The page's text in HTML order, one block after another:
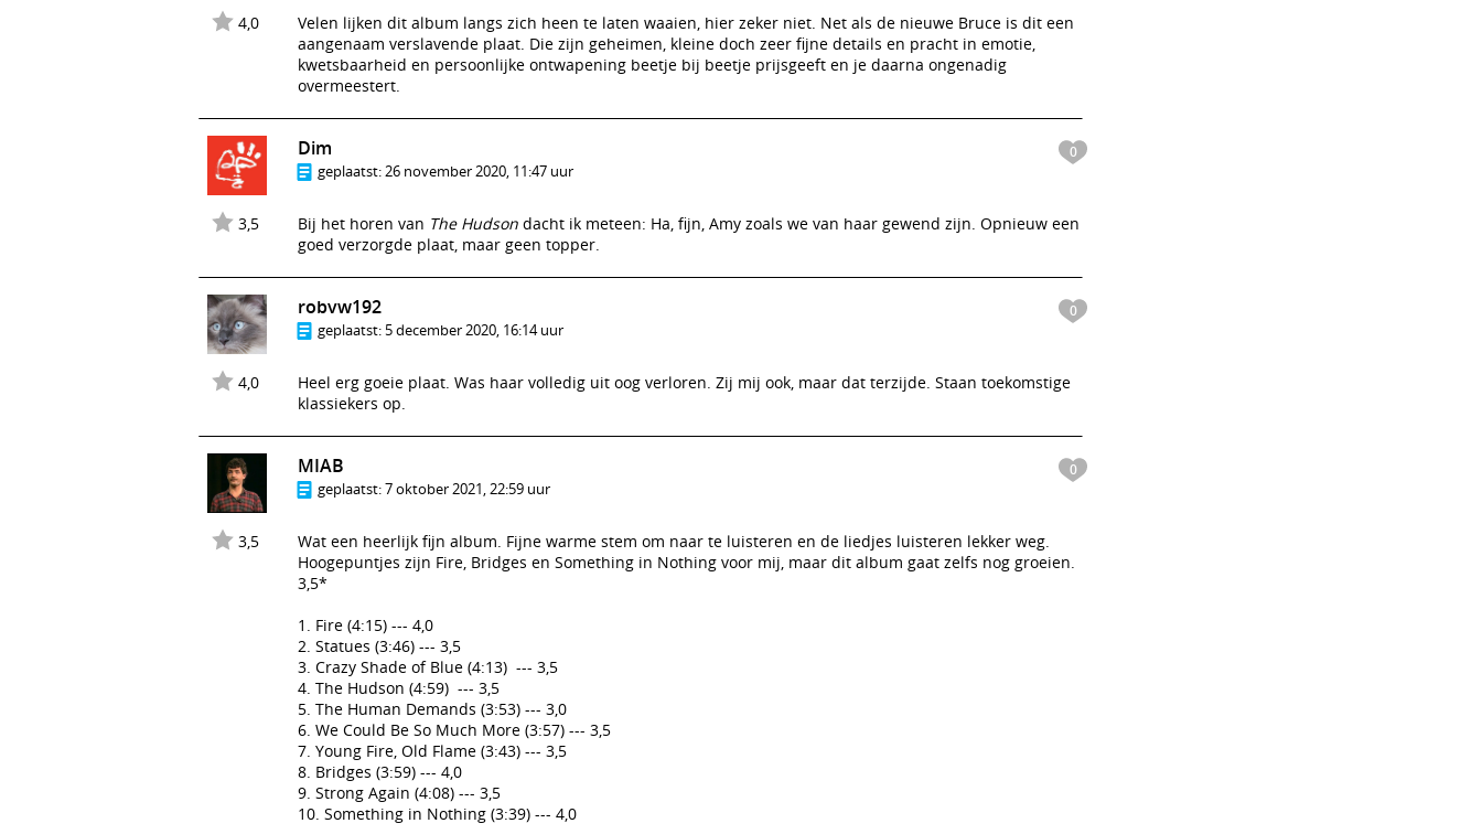
4,0
Velen lijken dit album langs zich heen te laten waaien, hier zeker niet. Net als de nieuwe Bruce is dit een
aangenaam verslavende plaat. Die zijn geheimen, kleine doch zeer fijne details en pracht in emotie,
kwetsbaarheid en persoonlijke ontwapening beetje bij beetje prijsgeeft en je daarna ongenadig
overmeestert.
3,5
0
Dim
geplaatst:26 november 2020, 11:47 uur
Bij het horen van The Hudson dacht ik meteen: Ha, fijn, Amy zoals we van haar gewend zijn. Opnieuw een
goed verzorgde plaat, maar geen topper.
4,0
0
robvw192
geplaatst: 5 december 2020, 16:14 uur
Heel erg goeie plaat. Was haar volledig uit oog verloren. Zij mij ook, maar dat terzijde. Staan toekomstige
klassiekers op.
3,5
0
MIAB
geplaatst:7 oktober 2021, 22:59 uur
Wat een heerlijk fijn album. Fijne warme stem om naar te luisteren en de liedjes luisteren lekker weg.
Hoogepuntjes zijn Fire, Bridges en Something in Nothing voor mij, maar dit album gaat zelfs nog groeien.
3,5*
1. Fire (4:15) --- 4,0
2. Statues (3:46) --- 3,5
3. Crazy Shade of Blue (4:13) --- 3,5
4. The Hudson (4:59) --- 3,5
5. The Human Demands (3:53) --- 3,0
6. We Could Be So Much More (3:57) --- 3,5
7. Young Fire, Old Flame (3:43) --- 3,5
8. Bridges (3:59) --- 4,0
9. Strong Again (4:08) --- 3,5
10. Something in Nothing (3:39) --- 4,0